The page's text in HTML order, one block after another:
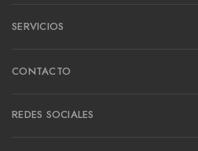
SERVICIOS
CONTACTO
REDES SOCIALES